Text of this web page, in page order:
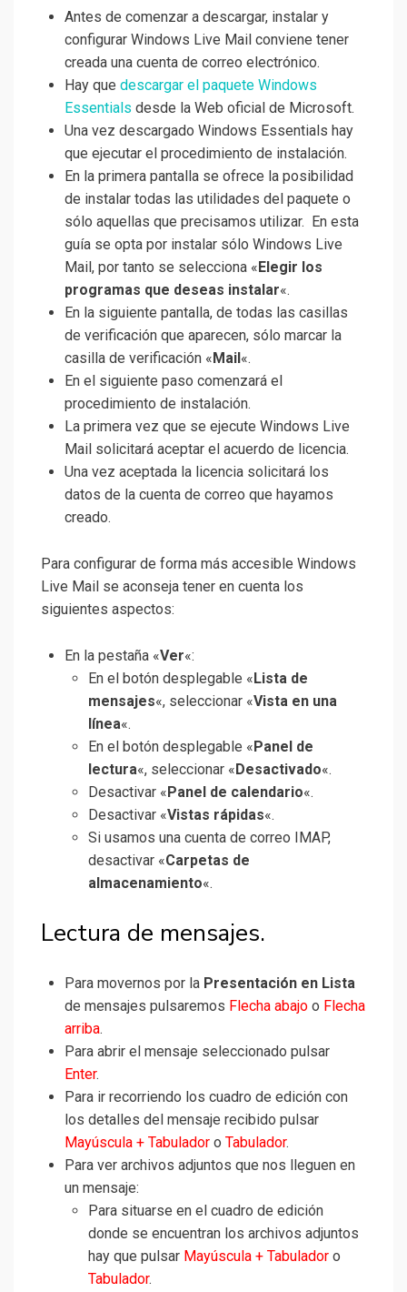
Antes de comenzar a descargar, instalar y
configurar Windows Live Mail conviene tener
creada una cuenta de correo electrónico.
Hay que descargar el paquete Windows
Essentials desde la Web oficial de Microsoft.
Una vez descargado Windows Essentials hay
que ejecutar el procedimiento de instalación.
En la primera pantalla se ofrece la posibilidad
de instalar todas las utilidades del paquete o
sólo aquellas que precisamos utilizar. En esta
guía se opta por instalar sólo Windows Live
Mail, por tanto se selecciona « Elegir los
programas que deseas instalar«.
En la siguiente pantalla, de todas las casillas
de verificación que aparecen, sólo marcar la
casilla de verificación « Mail «.
En el siguiente paso comenzará el
procedimiento de instalación.
La primera vez que se ejecute Windows Live
Mail solicitará aceptar el acuerdo de licencia.
Una vez aceptada la licencia solicitará los
datos de la cuenta de correo que hayamos
creado.
Para configurar de forma más accesible Windows
Live Mail se aconseja tener en cuenta los
siguientes aspectos:
En la pestaña «Ver«:
En el botón desplegable « Lista de
mensajes«, seleccionar «Vista en una
línea«.
En el botón desplegable « Panel de
lectura«, seleccionar « Desactivado«.
Desactivar « Panel de calendario«.
Desactivar «Vistas rápidas«.
Si usamos una cuenta de correo IMAP,
desactivar «Carpetas de
almacenamiento«.
Lectura de mensajes.
Para movernos por la Presentación en Lista
de mensajes pulsaremos Flecha abajo o Flecha
arriba.
Para abrir el mensaje seleccionado pulsar
Enter.
Para ir recorriendo los cuadro de edición con
los detalles del mensaje recibido pulsar
Mayúscula + Tabulador o Tabulador.
Para ver archivos adjuntos que nos lleguen en
un mensaje:
Para situarse en el cuadro de edición
donde se encuentran los archivos adjuntos
hay que pulsar Mayúscula + Tabulador o
Tabulador.